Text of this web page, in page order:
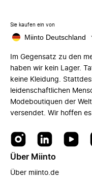
Sie kaufen ein von
Miinto Deutschland
Im Gegensatz zu den
haben wir kein Lager.
keine Kleidung.
leidenschaftlichen
Modeboutiquen der
versendet. Wir hoffen
Über Miinto
Über miinto.de